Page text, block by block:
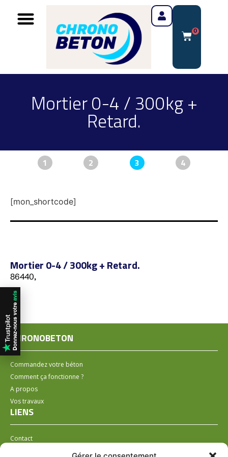
0
Mortier 0-4 / 300kg +
Retard.
1 2 3 4
[mon_shortcode]
Mortier 0-4 / 300kg + Retard.
86440,
CHRONOBETON
Commandez votre béton
Comment ça fonctionne ?
A propos
Vos travaux
LIENS
Contact